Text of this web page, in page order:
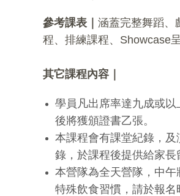
參考課表｜ 涵蓋完整舞蹈、
程、排練課程、Showcase
其它課程內容｜
學員凡出席率達九成或以
後將獲頒證書乙張。
本課程會有課堂紀錄，及
錄，於課程後提供給家長
本營隊為全天營隊，中午
特殊飲食習慣，請於報名